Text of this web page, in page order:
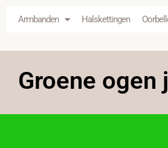
Armbanden Halskettingen
Groene ogen